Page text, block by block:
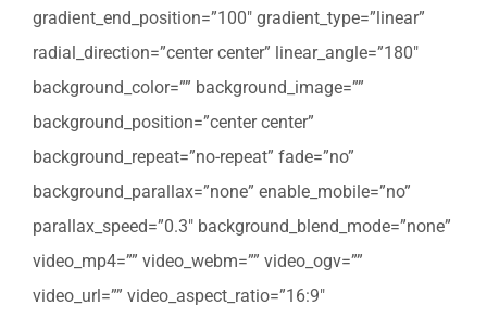
gradient_end_position=”100″ gradient_type=”linear”
radial_direction=”center center” linear_angle=”180″
background_color=”” background_image=””
background_position=”center center”
background_repeat=”no-repeat” fade=”no”
background_parallax=”none” enable_mobile=”no”
parallax_speed=”0.3″ background_blend_mode=”none”
video_mp4=”” video_webm=”” video_ogv=””
video_url=”” video_aspect_ratio=”16:9″